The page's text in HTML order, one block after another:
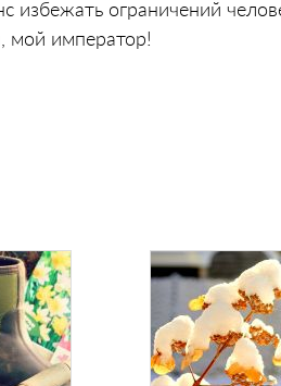
ограничений
мой император!